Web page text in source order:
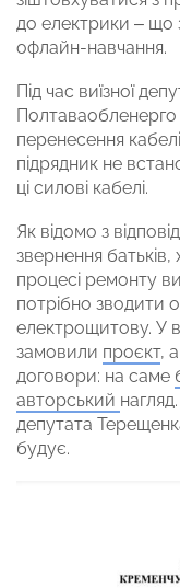
до електрики – що
офлайн-навчання.
Під час виїзної
Полтаваобленерго
перенесення
підрядник не
ці силові кабелі.
Як відомо з
звернення
процесі ремонту
потрібно зводити
електрощитову. У
замовили проєкт,
договори: на саме
авторський
депутата
будує.